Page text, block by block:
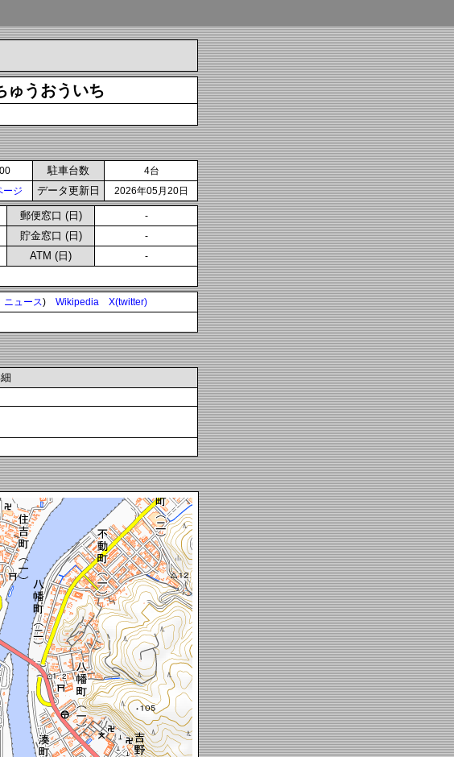
ゅうおういち
駐車台数 4台
ージ データ更新日 2026年05月20日
郵便窓口 (日) -
貯金窓口 (日) -
ATM (日) -
ニュース) Wikipedia X(twitter)